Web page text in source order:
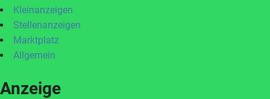
Kleinanzeigen
Stellenanzeigen
Marktplatz
Allgemein
Anzeige